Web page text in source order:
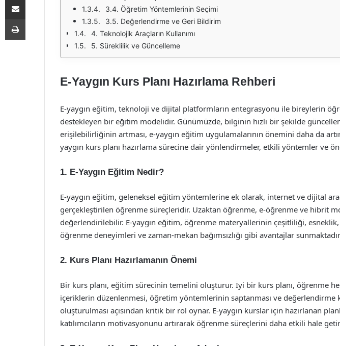
3.4. Öğretim Yöntemlerinin Seçimi
3.5. Değerlendirme ve Geri Bildirim
4. Teknolojik Araçların Kullanımı
5. Süreklilik ve Güncelleme
E-Yaygın Kurs Planı Hazırlama Rehberi
E-yaygın eğitim, teknoloji ve dijital platformların entegrasyonu ile bireylerin
destekleyen bir eğitim modelidir. Günümüzde, bilginin hızlı bir şekilde
erişilebilirliğinin artması, e-yaygın eğitim uygulamalarının önemini daha da
yaygın kurs planı hazırlama sürecine dair yönlendirmeler, etkili yöntemler ve
1. E-Yaygın Eğitim Nedir?
E-yaygın eğitim, geleneksel eğitim yöntemlerine ek olarak, internet ve dijital
gerçekleştirilen öğrenme süreçleridir. Uzaktan öğrenme, e-öğrenme ve hibrit
değerlendirilebilir. E-yaygın eğitim, öğrenme materyallerinin çeşitliliği,
öğrenme deneyimleri ve zaman-mekan bağımsızlığı gibi avantajlar
2. Kurs Planı Hazırlamanın Önemi
Bir kurs planı, eğitim sürecinin temelini oluşturur. İyi bir kurs planı, öğrenme
içeriklerin düzenlenmesi, öğretim yöntemlerinin saptanması ve değerlendirme
oluşturulması açısından kritik bir rol oynar. E-yaygın kurslar için hazırlanan
katılımcıların motivasyonunu artırarak öğrenme süreçlerini daha etkili hale